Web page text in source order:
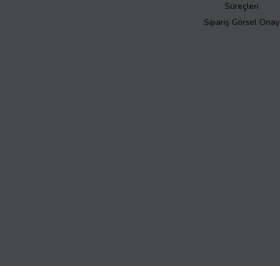
Süreçleri
Sipariş Görsel Onay